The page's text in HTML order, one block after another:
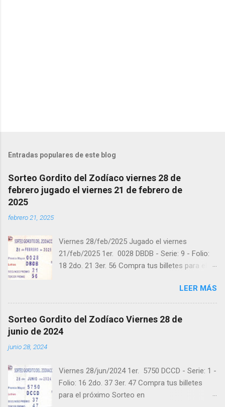
Entradas populares de este blog
Sorteo Gordito del Zodíaco viernes 28 de
febrero jugado el viernes 21 de febrero de
2025
febrero 21, 2025
Viernes 28/feb/2025 Jugado el viernes
21/feb/2025 1er. 0028 DBDB - Serie: 9 - Folio:
18 2do. 21 3er. 56 Compra tus billetes para el
instagram.com/balotas_panama - En Twitter:
@balotas y Facebook: facebook.com/balotas
"Buena Suerte" para el próximo sorteo,
recuerden visitarnos en balotas.com para
conocer los datos que le ayudaran a ganar y
LEER MÁS
Sorteo Gordito del Zodíaco Viernes 28 de
junio de 2024
junio 28, 2024
Viernes 28/jun/2024 1er. 5750 DCCD - Serie: 1 -
Folio: 16 2do. 37 3er. 47 Compra tus billetes
para el próximo Sorteo en